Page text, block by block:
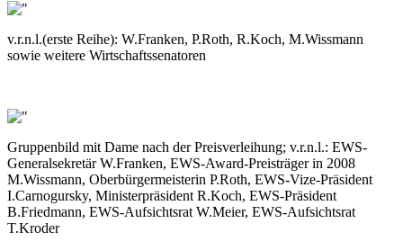
v.r.n.l.(erste Reihe): W.Franken, P.Roth, R.Koch, M.Wissmann
sowie weitere Wirtschaftssenatoren
Gruppenbild mit Dame nach der Preisverleihung; v.r.n.l.: EWS-
Generalsekretär W.Franken, EWS-Award-Preisträger in 2008
M.Wissmann, Oberbürgermeisterin P.Roth, EWS-Vize-Präsident
I.Carnogursky, Ministerpräsident R.Koch, EWS-Präsident
B.Friedmann, EWS-Aufsichtsrat W.Meier, EWS-Aufsichtsrat
T.Kroder